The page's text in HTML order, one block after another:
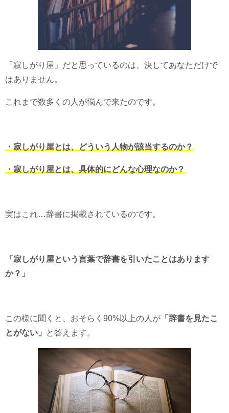
「寂しがり屋」だと思っているのは、決してあなただけで
はありません。
これまで数多くの人が悩んで来たのです。
・寂しがり屋とは、どういう人物が該当するのか？
・寂しがり屋とは、具体的にどんな心理なのか？
実はこれ…辞書に掲載されているのです。
「寂しがり屋という言葉で辞書を引いたことはあります
か？」
この様に聞くと、おそらく90%以上の人が 「辞書を見たこ
とがない」
と答えます。